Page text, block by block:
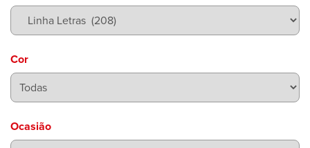
Cor
Ocasião